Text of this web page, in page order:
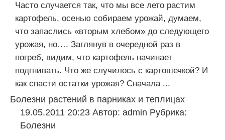
Часто случается так, что мы все лето растим
картофель, осенью собираем урожай, думаем,
что запаслись «вторым хлебом» до следующего
урожая, но…. Заглянув в очередной раз в
погреб, видим, что картофель начинает
подгнивать. Что же случилось с картошечкой? И
как спасти остатки урожая? Сначала ...
Болезни растений в парниках и теплицах
19.05.2011 20:23 Автор: admin Рубрика:
Болезни